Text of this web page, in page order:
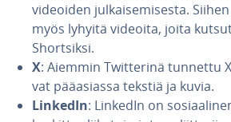
videoiden jul­kai­se­mi­ses­ta.
myös lyhyitä videoita, joita
Short­sik­si.
X: Aiemmin Twit­te­ri­nä tunnettu
vat pää­asias­sa tekstiä ja kuvia.
LinkedIn: LinkedIn on